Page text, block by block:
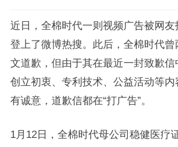
近日，全棉时代一则视频广告被网友
登上了微博热搜。此后，全棉时代
文道歉，但由于其在最近一封致歉
创立初衷、专利技术、公益活动等
有诚意，道歉信都在“打广告”。
1月12日，全棉时代母公司稳健医疗